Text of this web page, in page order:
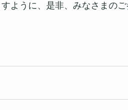
ように、是非、みなさまの